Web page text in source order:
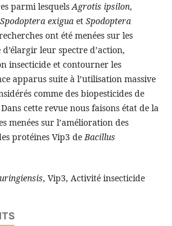
parmi lesquelsAgrotis ipsilon,
Spodoptera exiguaet Spodoptera
ont été menées sur les
leur spectre d’action,
insecticide et contourner les
apparus suite à l’utilisation massive
comme des biopesticides de
cette revue nous faisons état de la
menées sur l’amélioration des
protéines Vip3 deBacillus
, Vip3, Activité insecticide